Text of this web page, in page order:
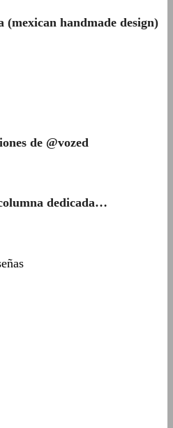
handmade design)
de @vozed
dedicada…